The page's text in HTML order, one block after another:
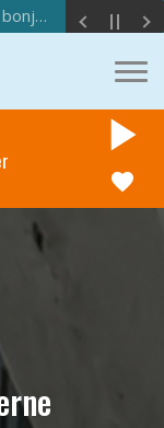
Saravadio !
play_arrow
favorite